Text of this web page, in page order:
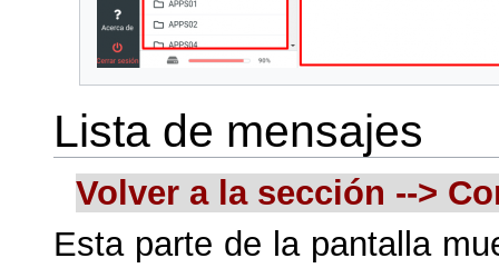
Lista de mensajes
Volver a la sección -->
Esta parte de la pantalla